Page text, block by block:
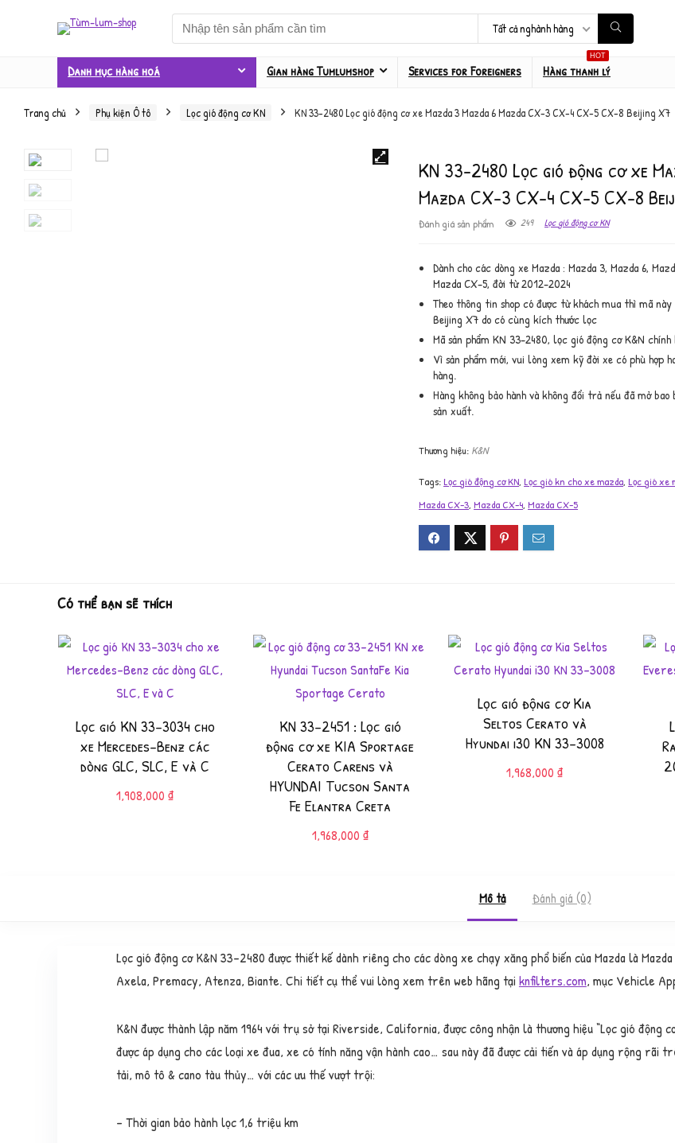
Tất cả nghành hàng
Danh mục hàng hoá Gian hàng Tumlumshop Services for Foreigners
HOT
Hàng thanh lý
Trang chủ Phụ kiện Ô tô Lọc gió động cơ KN KN 33-2480 Lọc gió động cơ xe Mazda 3 Mazda 6 Mazda CX-3 CX-4 CX-5 CX-8 Beijing X7
KN 33-2480 Lọc gió động cơ xe
Mazda CX-3 CX-4 CX-5 CX-8
Đánh giá sản phẩm 249 Lọc gió động cơ KN
Dành cho các dòng xe Mazda : Mazda 3, Mazda 6,
Mazda CX-5, đời từ 2012-2024
Theo thông tin shop có được từ khách mua thì mã
Beijing X7 do có cùng kích thước lọc
Mã sản phẩm KN 33-2480, lọc gió động cơ K&N chính
Vì sản phẩm mới, vui lòng xem kỹ đời xe có phù hợp
hàng.
Hàng không bảo hành và không đổi trả nếu đã mở
sản xuất.
K&N
Tags: Lọc gió động cơ KN, Lọc gió kn cho xe mazda, Lọc gió xe
Mazda CX-3, Mazda CX-4, Mazda CX-5
Có thể bạn sẽ thích
Lọc gió KN 33-3034 cho
xe Mercedes-Benz các
dòng GLC, SLC, E và C
1,908,000₫
KN 33-2451 : Lọc gió
động cơ xe KIA Sportage
Cerato Carens và
HYUNDAI Tucson Santa
Fe Elantra Creta
1,968,000 ₫
Lọc gió động cơ Kia
Seltos Cerato và
Hyundai i30 KN 33-3008
1,968,000₫
Mô tả Đánh giá (0)
Lọc gió động cơ K&N 33-2480 được thiết kế dành riêng cho các dòng xe chạy xăng phổ biến của Mazda là
Axela, Premacy, Atenza, Biante. Chi tiết cụ thể vui lòng xem trên web hãng tại knfilters.com, mục Vehicle
K&N được thành lập năm 1964 với trụ sở tại Riverside, California, được công nhận là thương hiệu “Lọc gió động
được áp dụng cho các loại xe đua, xe có tính năng vận hành cao… sau này đã được cải tiến và áp dụng rộng
tải, mô tô & cano tàu thủy… với các ưu thế vượt trội:
– Thời gian bảo hành lọc 1,6 triệu km